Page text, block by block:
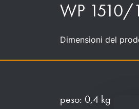
WP 1510/
Dimensioni del
peso: 0,4 kg